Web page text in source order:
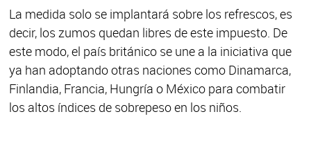
La medida solo se implantará sobre los refrescos, es
decir, los zumos quedan libres de este impuesto. De
este modo, el país británico se une a la iniciativa que
ya han adoptando otras naciones como Dinamarca,
Finlandia, Francia, Hungría o México para combatir
los altos índices de sobrepeso en los niños.